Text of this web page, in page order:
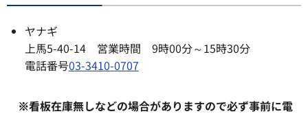
ヤナギ
上馬5-40-14 営業時間 9時00分～15時30分
電話番号03-3410-0707
※看板在庫無しなどの場合がありますので必ず事前に電